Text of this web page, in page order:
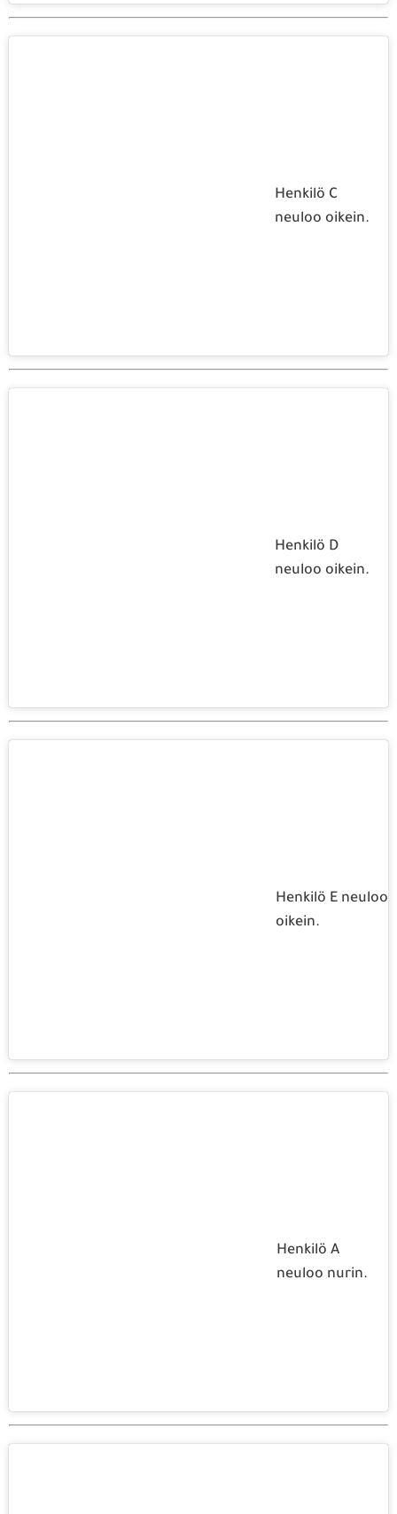
Henkilö C
neuloo oikein.
Henkilö D
neuloo oikein.
Henkilö E neuloo
oikein.
Henkilö A
neuloo nurin.